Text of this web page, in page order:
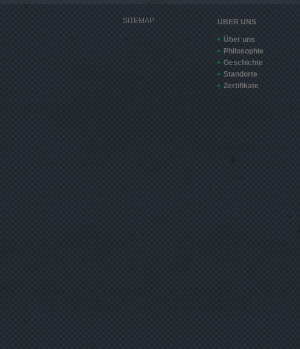
SITEMAP ÜBER UNS
Über uns
Philosophie
Geschichte
Standorte
Zertifikate